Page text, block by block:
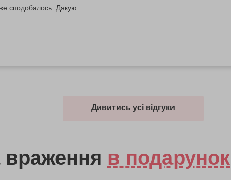
сподобалось. Дякую
Дивитись усі відгуки
в подарунок